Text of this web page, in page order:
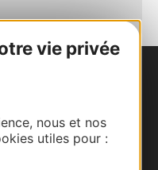
vie privée
nous et nos
utiles pour :